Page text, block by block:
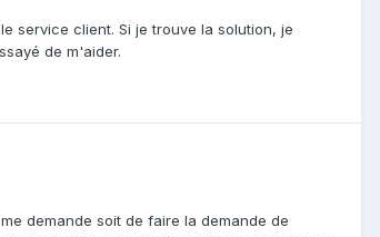
service client. Si je trouve la solution, je
de m'aider.
demande soit de faire la demande de